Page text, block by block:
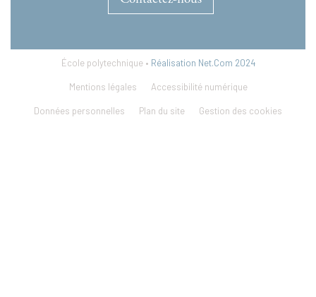
École polytechnique • Réalisation Net.Com 2024
Mentions légales Accessibilité numérique
Données personnelles Plan du site Gestion des cookies